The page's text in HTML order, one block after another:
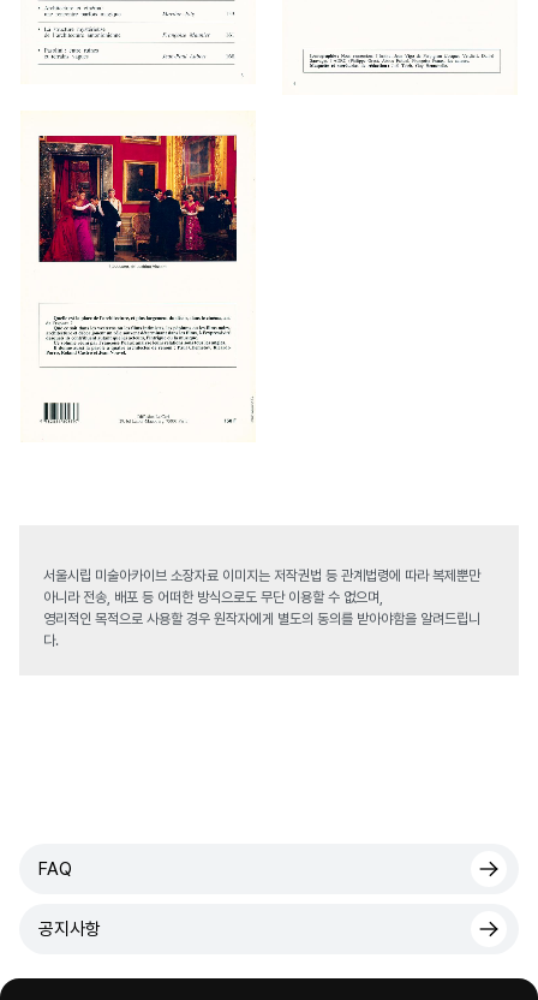
서울시립 미술아카이브 소장자료 이미지는 저작권법 등 관계법령에 따라 복제뿐만
아니라 전송, 배포 등 어떠한 방식으로도 무단 이용할 수 없으며,
영리적인 목적으로 사용할 경우 원작자에게 별도의 동의를 받아야함을 알려드립니
다.
FAQ
공지사항